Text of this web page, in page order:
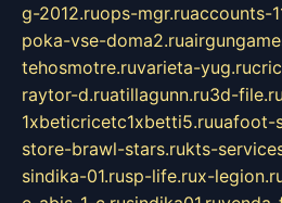
g-2012.ruops-mgr.ruaccounts-
poka-vse-doma2.ru
tehosmotre.ruvarieta-yug.ru
raytor-d.ruatillagunn.ru3d-file.ru
1xbeticricetc1xbetti5.ruuafoot-
store-brawl-stars.rukts-
sindika-01.rusp-life.rux-